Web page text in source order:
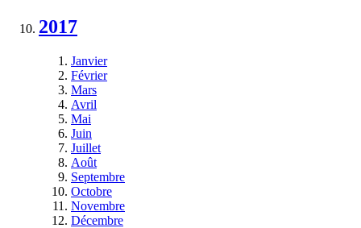
2017
Janvier
Février
Mars
Avril
Mai
Juin
Juillet
Août
Septembre
Octobre
Novembre
Décembre